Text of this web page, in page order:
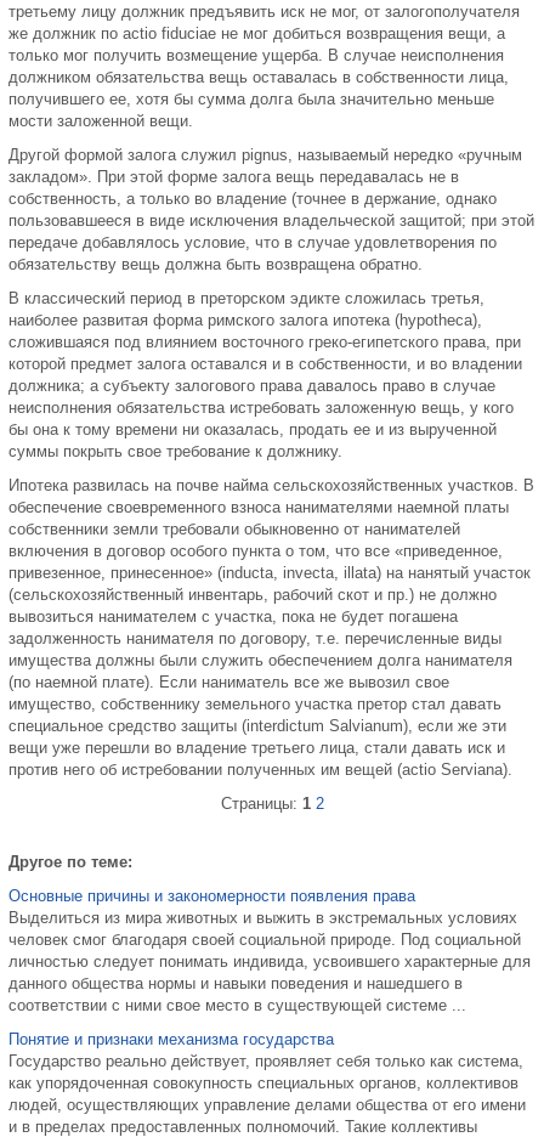
третьему лицу должник предъявить иск не мог, от залогополучателя
же должник по actio fiduciae не мог добиться возвращения вещи, а
только мог получить возмещение ущерба. В случае неисполнения
должником обязательства вещь оставалась в собственности лица,
получившего ее, хотя бы сумма долга была значительно меньше
мости заложенной вещи.
Другой формой залога служил pignus, называемый нередко «ручным
закладом». При этой форме залога вещь передавалась не в
собственность, а только во владение (точнее в держание, однако
пользовавшееся в виде исключения владельческой защитой; при этой
передаче добавлялось условие, что в случае удовлетворения по
обязательству вещь должна быть возвращена обратно.
В классический период в преторском эдикте сложилась третья,
наиболее развитая форма римского залога ипотека (hypotheca),
сложившаяся под влиянием восточного греко-египетского права, при
которой предмет залога оставался и в собственности, и во владении
должника; а субъекту залогового права давалось право в случае
неисполнения обязательства истребовать заложенную вещь, у кого
бы она к тому времени ни оказалась, продать ее и из вырученной
суммы покрыть свое требование к должнику.
Ипотека развилась на почве найма сельскохозяйственных участков. В
обеспечение своевременного взноса нанимателями наемной платы
собственники земли требовали обыкновенно от нанимателей
включения в договор особого пункта о том, что все «приведенное,
привезенное, принесенное» (inducta, invecta, illata) на нанятый участок
(сельскохозяйственный инвентарь, рабочий скот и пр.) не должно
вывозиться нанимателем с участка, пока не будет погашена
задолженность нанимателя по договору, т.е. перечисленные виды
имущества должны были служить обеспечением долга нанимателя
(по наемной плате). Если наниматель все же вывозил свое
имущество, собственнику земельного участка претор стал давать
специальное средство защиты (interdictum Salvianum), если же эти
вещи уже перешли во владение третьего лица, стали давать иск и
против него об истребовании полученных им вещей (actio Serviana).
Страницы: 1 2
Другое по теме:
Основные причины и закономерности появления права
Выделиться из мира животных и выжить в экстремальных условиях
человек смог благодаря своей социальной природе. Под социальной
личностью следует понимать индивида, усвоившего характерные для
данного общества нормы и навыки поведения и нашедшего в
соответствии с ними свое место в существующей системе ...
Понятие и признаки механизма государства
Государство реально действует, проявляет себя только как система,
как упорядоченная совокупность специальных органов, коллективов
людей, осуществляющих управление делами общества от его имени
и в пределах предоставленных полномочий. Такие коллективы